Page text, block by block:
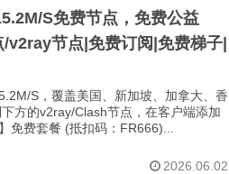
S免费节点，免费公益
节点|免费订阅|免费梯子|
S，覆盖美国、新加坡、加拿大、香
方的v2ray/Clash节点，在客户端添加
免费套餐 (抵扣码：FR666)...
2026.06.02